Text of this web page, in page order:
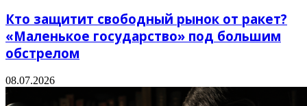
Кто защитит свободный рынок от ракет?
«Маленькое государство» под большим
обстрелом
08.07.2026